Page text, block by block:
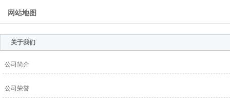
网站地图
关于我们
公司简介
公司荣誉